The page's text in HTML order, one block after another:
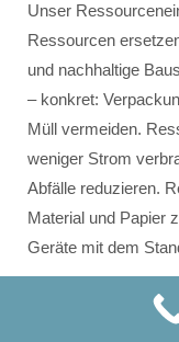
Unser
Ressourcen
und nachhaltige
– konkret:
Müll vermeiden.
weniger Strom
Abfälle reduzieren.
Material und Papier
Geräte mit dem